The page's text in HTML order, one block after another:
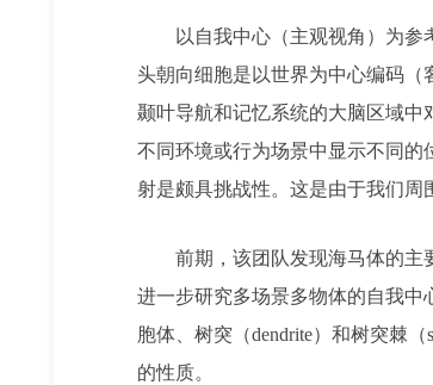
以自我中心（主观视角）为
头朝向细胞是以世界为中心编码
颞叶导航和记忆系统的大脑区域
不同环境或行为场景中显示不同的
射是颇具挑战性。这是由于我们
前期，该团队发现海马体的
进一步研究多场景多物体的自我
胞体、树突（dendrite）和树突棘
的性质。